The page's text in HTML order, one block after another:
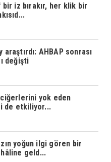
iz bırakır, her klik bir
araştırdı: AHBAP sonrası
değişti
yok eden
de etkiliyor...
yoğun ilgi gören bir
geld...